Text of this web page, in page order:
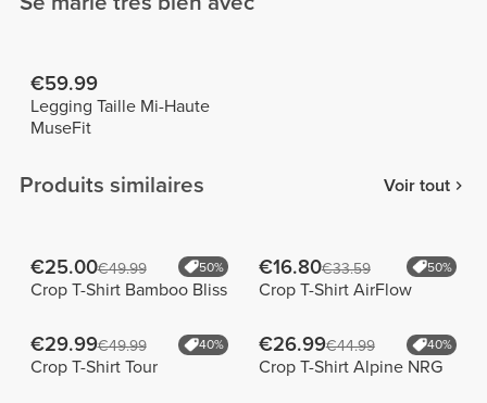
€59.99
Legging Taille Mi-Haute
MuseFit
Produits similaires Voir tout
€25.00€49.99 50%
Crop T-Shirt Bamboo Bliss
€16.80€33.59 50%
Crop T-Shirt AirFlow
€29.99€49.99 40%
Crop T-Shirt Tour
€26.99€44.99 40%
Crop T-Shirt Alpine NRG